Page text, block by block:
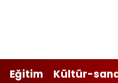
Eğitim Kültür-